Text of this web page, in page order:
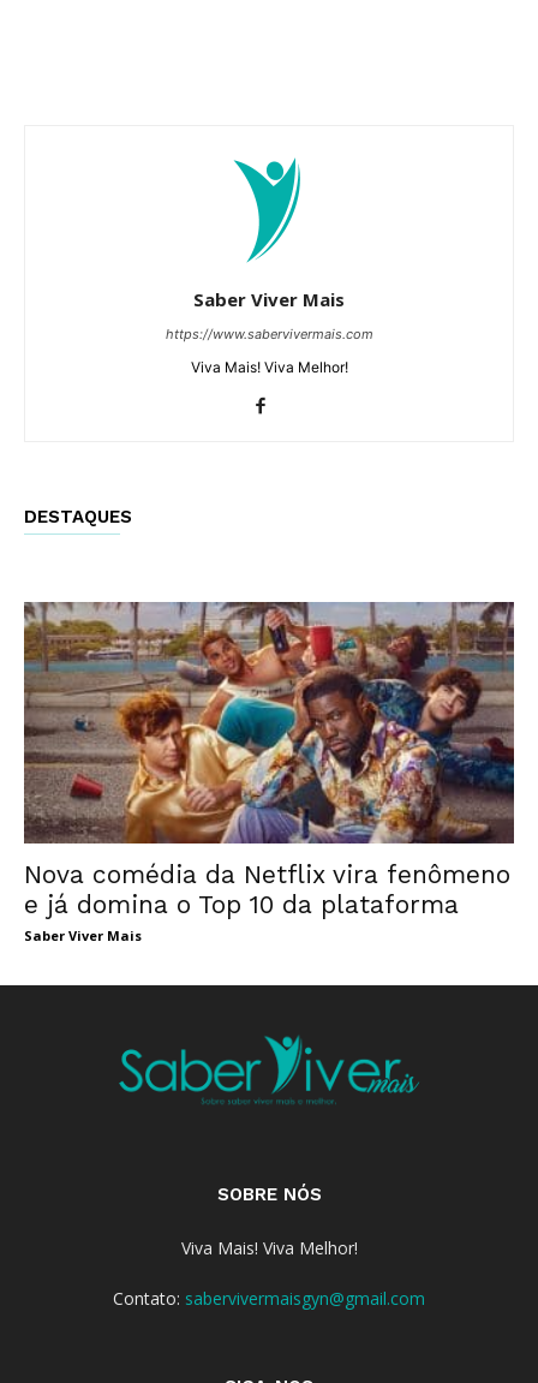
Saber Viver Mais
https://www.sabervivermais.com
Viva Mais! Viva Melhor!
DESTAQUES
Nova comédia da Netflix vira fenômeno
e já domina o Top 10 da plataforma
Saber Viver Mais
SOBRE NÓS
Viva Mais! Viva Melhor!
Contato: sabervivermaisgyn@gmail.com